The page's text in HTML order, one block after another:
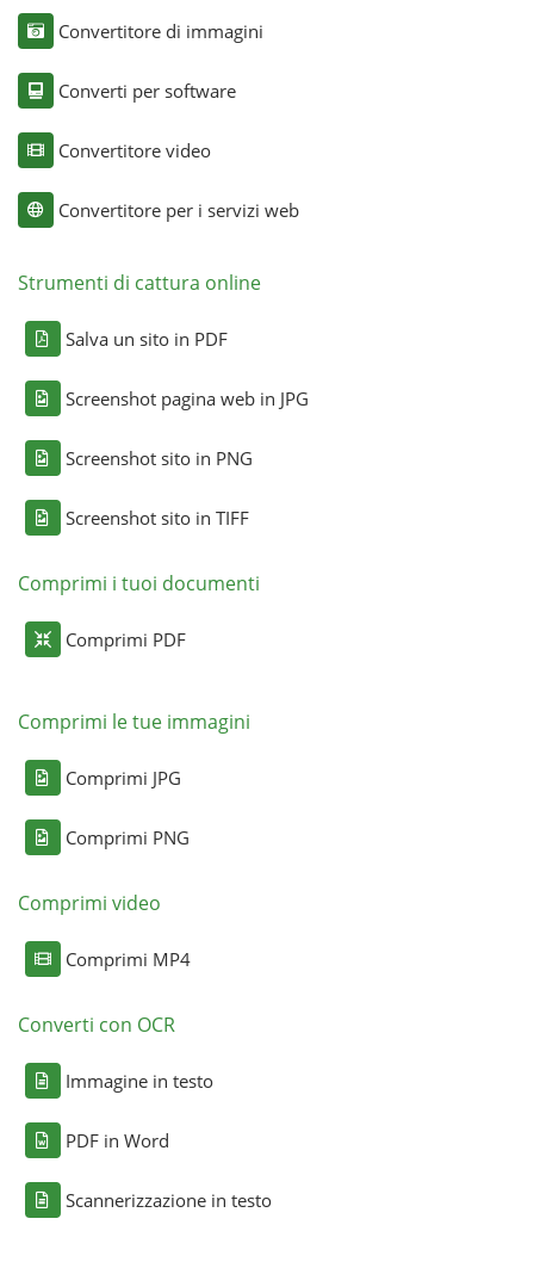
Convertitore di immagini
Converti per software
Convertitore video
Convertitore per i servizi web
Strumenti di cattura online
Salva un sito in PDF
Screenshot pagina web in JPG
Screenshot sito in PNG
Screenshot sito in TIFF
Comprimi i tuoi documenti
Comprimi PDF
Comprimi le tue immagini
Comprimi JPG
Comprimi PNG
Comprimi video
Comprimi MP4
Converti con OCR
Immagine in testo
PDF in Word
Scannerizzazione in testo